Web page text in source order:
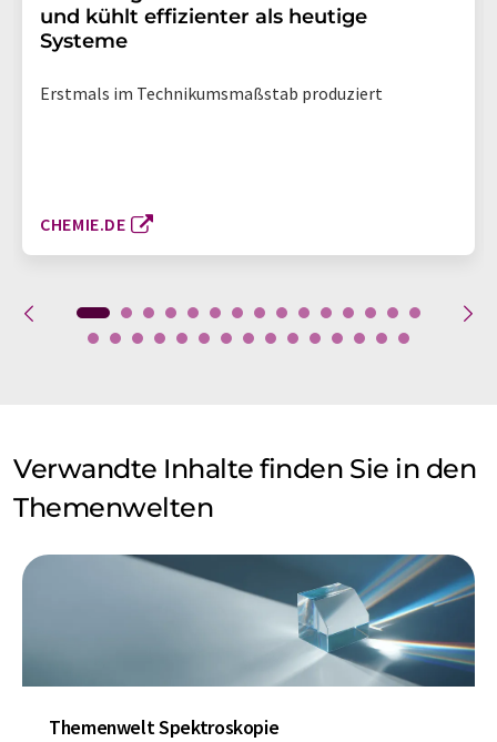
und kühlt effizienter als heutige
Systeme
Erstmals im Technikumsmaßstab produziert
CHEMIE.DE
Verwandte Inhalte finden Sie in den
Themenwelten
Themenwelt Spektroskopie